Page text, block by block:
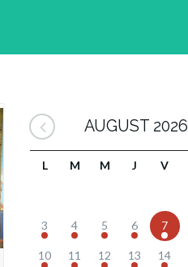
AUGUST 2026
L M M J V
3 4 5 6 7
10 11 12 13 14